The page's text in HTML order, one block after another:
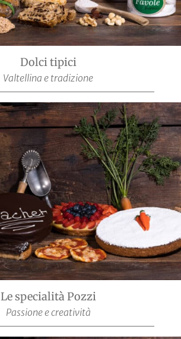
Dolci tipici
Valtellina e tradizione
Le specialità Pozzi
Passione e creatività